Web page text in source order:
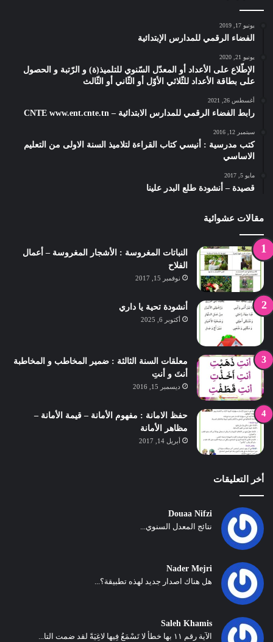
يونيو 17, 2019
الفضاء الرقمي للمدارس الإبتدائية
يونيو 21, 2020
الإطّلاع على الأعداد أو المعدّل السّنوي للتلميذ(ة) و الرّتبة و الحصول
على بطاقة الأعداد للثّلاثي الأوّل أو الثّاني أو الثّالث
أغسطس 26, 2021
رابط الفضاء الرقمي للمدارس الابتدائية – CNTE www.ent.cnte.tn
سبتمبر 12, 2016
كتب مدرسية : أنيسي كتاب القراءة لتلاميذ السنة الاولى من التعليم
الاساسي
مايو 5, 2017
قصيدة – أنشودة طلع البدر علينا
مقالات عشوائية
النباتات المغروسة : الأشجار المغروسة – أعمال
الفلاح
نوفمبر 15, 2017
أنشودة تحية يا داري
أكتوبر 6, 2025
معلقات السنة الثالثة : ضمير المخاطب و المخاطبة
أنتَ و أنتِ
ديسمبر 15, 2016
حفظ الامانة : مفهوم الأمانة – قيمة الأمانة –
مظاهر الأمانة
أبريل 14, 2017
أخر التعليقات
Douaa Nifzi
نتائج المعدل السنوي...
Nader Mejri
هل هناك اصدار جديد لهذه تطبيقة؟...
Saleh Khamis
الآية رقم ١١ بها خطأ لا تَسْمَعُ فِيها لاغِيَةً لقد ضمت التا...